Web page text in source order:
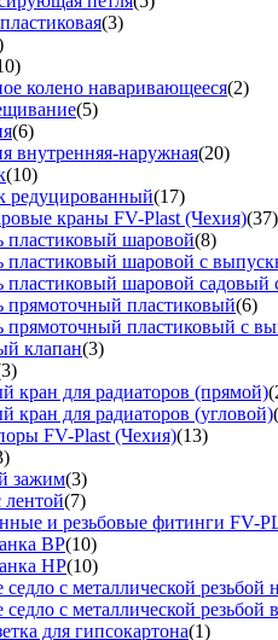
(3)
колено наваривающееся(2)
(5)
(6)
внутренняя-наружная(20)
(10)
редуцированный(17)
краны FV-Plast (Чехия)(37)
пластиковый шаровой(8)
пластиковый шаровой с
пластиковый шаровой
прямоточный пластиковый(6)
прямоточный пластиковый с
клапан(3)
кран для радиаторов (прямой)
кран для радиаторов (угловой)
FV-Plast (Чехия)(13)
зажим(3)
(7)
и резьбовые фитинги FV-
ВР(10)
НР(10)
седло с металлической резьбой
седло с металлической резьбой
для гипсокартона(1)